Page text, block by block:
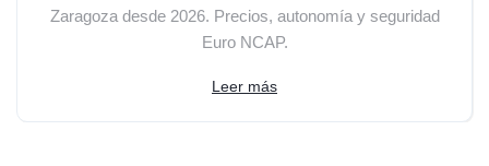
Zaragoza desde 2026. Precios, autonomía y seguridad
Euro NCAP.
Leer más